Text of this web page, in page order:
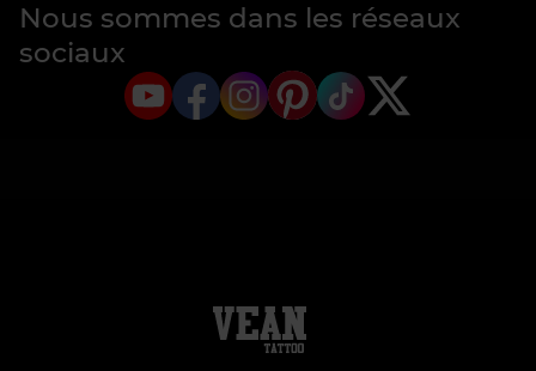
Nous sommes dans les réseaux
sociaux